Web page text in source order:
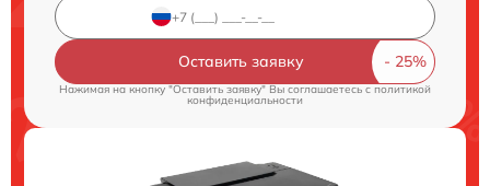
Оставить заявку
Нажимая на кнопку "Оставить заявку" Вы соглашаетесь cполитикой
конфиденциальности